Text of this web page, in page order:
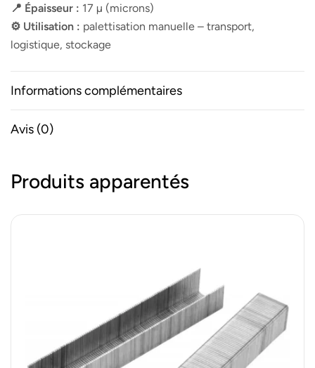
📍 Épaisseur : 17 µ (microns)
⚙️ Utilisation : palettisation manuelle – transport,
logistique, stockage
Informations complémentaires
Avis (0)
Produits apparentés